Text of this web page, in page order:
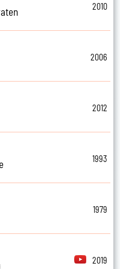
2010
2006
2012
1993
1979
2019